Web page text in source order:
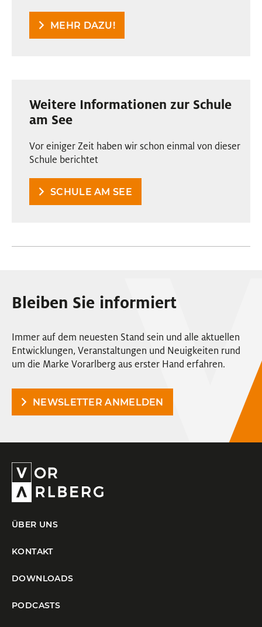
MEHR DAZU!
Weitere Informationen zur Schule
am See
Vor einiger Zeit haben wir schon einmal von dieser
Schule berichtet
SCHULE AM SEE
Bleiben Sie informiert
Immer auf dem neuesten Stand sein und alle aktuellen
Entwicklungen, Veranstaltungen und Neuigkeiten rund
um die Marke Vorarlberg aus erster Hand erfahren.
NEWSLETTER ANMELDEN
ÜBER UNS
KONTAKT
DOWNLOADS
PODCASTS